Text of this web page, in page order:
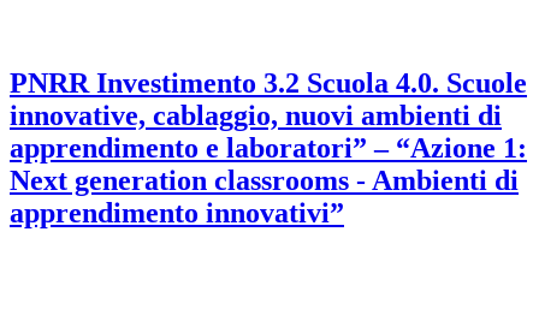
PNRR Investimento 3.2 Scuola 4.0. Scuole
innovative, cablaggio, nuovi ambienti di
apprendimento e laboratori” – “Azione 1:
Next generation classrooms - Ambienti di
apprendimento innovativi”